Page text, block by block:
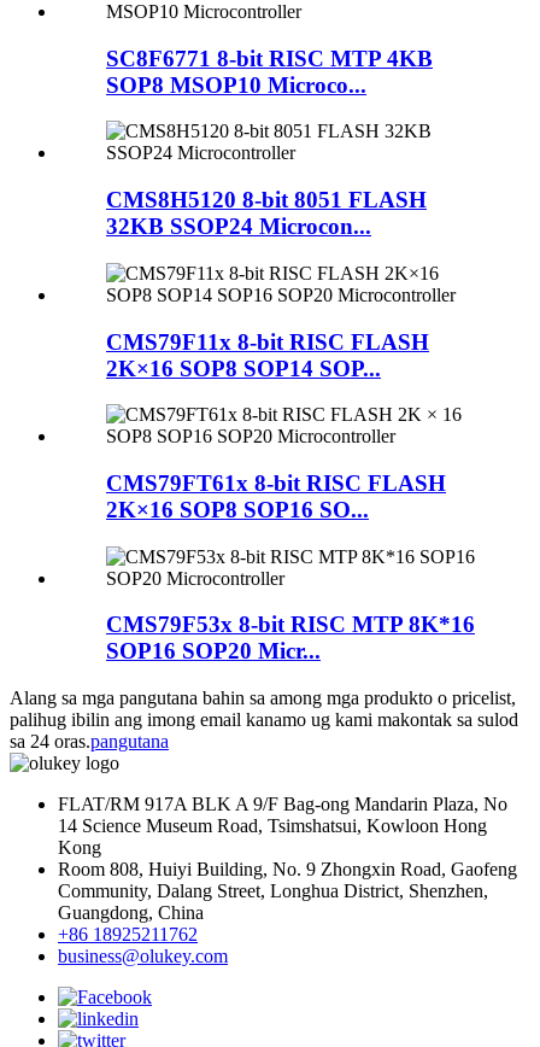
SC8F6771 8-bit RISC MTP 4KB
SOP8 MSOP10 Microco...
CMS8H5120 8-bit 8051 FLASH
32KB SSOP24 Microcon...
CMS79F11x 8-bit RISC FLASH
2K×16 SOP8 SOP14 SOP...
CMS79FT61x 8-bit RISC FLASH
2K×16 SOP8 SOP16 SO...
CMS79F53x 8-bit RISC MTP 8K*16
SOP16 SOP20 Micr...
Alang sa mga pangutana bahin sa among mga produkto o pricelist,
palihug ibilin ang imong email kanamo ug kami makontak sa sulod
sa 24 oras.pangutana
FLAT/RM 917A BLK A 9/F Bag-ong Mandarin Plaza, No
14 Science Museum Road, Tsimshatsui, Kowloon Hong
Kong
Room 808, Huiyi Building, No. 9 Zhongxin Road, Gaofeng
Community, Dalang Street, Longhua District, Shenzhen,
Guangdong, China
+86 18925211762
business@olukey.com